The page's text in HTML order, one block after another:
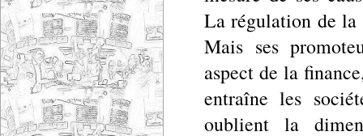
La régulation de la
Mais ses
aspect de la
entraîne les
oublient la